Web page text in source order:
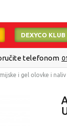
DEXYCO KLUB
telefonom
i gel olovke i